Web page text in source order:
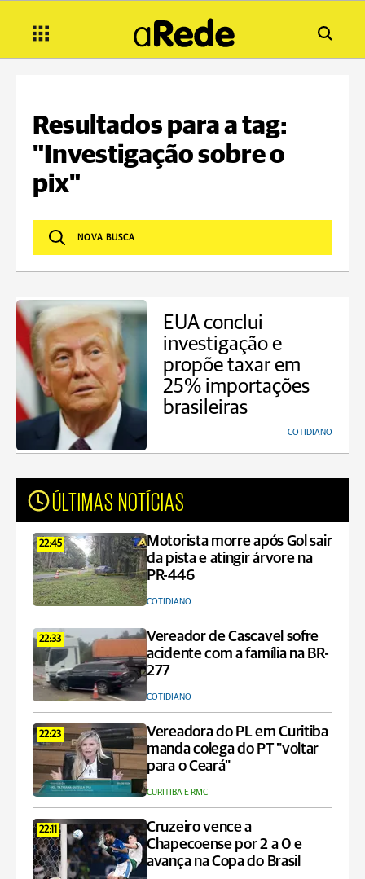
Resultados para a tag:
"Investigação sobre o
pix"
EUA conclui
investigação e
propõe taxar em
25% importações
brasileiras
COTIDIANO
ÚLTIMAS NOTÍCIAS
22:45
Motorista morre após Gol sair
da pista e atingir árvore na
PR-446
COTIDIANO
22:33
Vereador de Cascavel sofre
acidente com a família na BR-
277
COTIDIANO
22:23
Vereadora do PL em Curitiba
manda colega do PT "voltar
para o Ceará"
CURITIBA E RMC
22:11
Cruzeiro vence a
Chapecoense por 2 a 0 e
avança na Copa do Brasil